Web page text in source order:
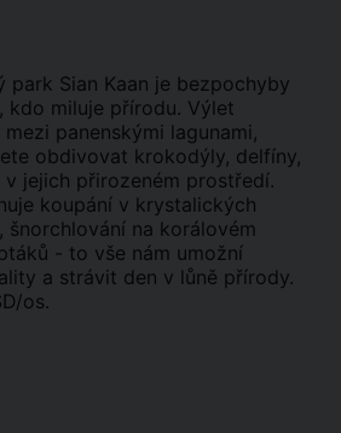
park Sian Kaan je bezpochyby
kdo miluje přírodu. Výlet
panenskými lagunami,
obdivovat krokodýly, delfíny,
jejich přirozeném prostředí.
koupání v krystalických
šnorchlování na korálovém
- to vše nám umožní
a strávit den v lůně přírody.
os.